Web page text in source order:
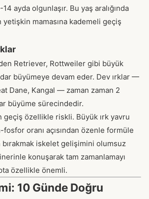
ayda olgunlaşır. Bu yaş aralığında
yetişkin mamasına kademeli geçiş
Retriever, Rottweiler gibi büyük
büyümeye devam eder. Dev ırklar —
Dane, Kangal — zaman zaman 2
büyüme sürecindedir.
geçiş özellikle riskli. Büyük ırk yavru
fosfor oranı açısından özenle formüle
iskelet gelişimini olumsuz
konuşarak tam zamanlamayı
özellikle önemli.
10 Günde Doğru